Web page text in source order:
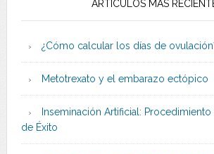
ARTÍCULOS MÁS
¿Cómo calcular los días de
Metotrexato y el embarazo ectópico
Inseminación Artificial:
de Éxito